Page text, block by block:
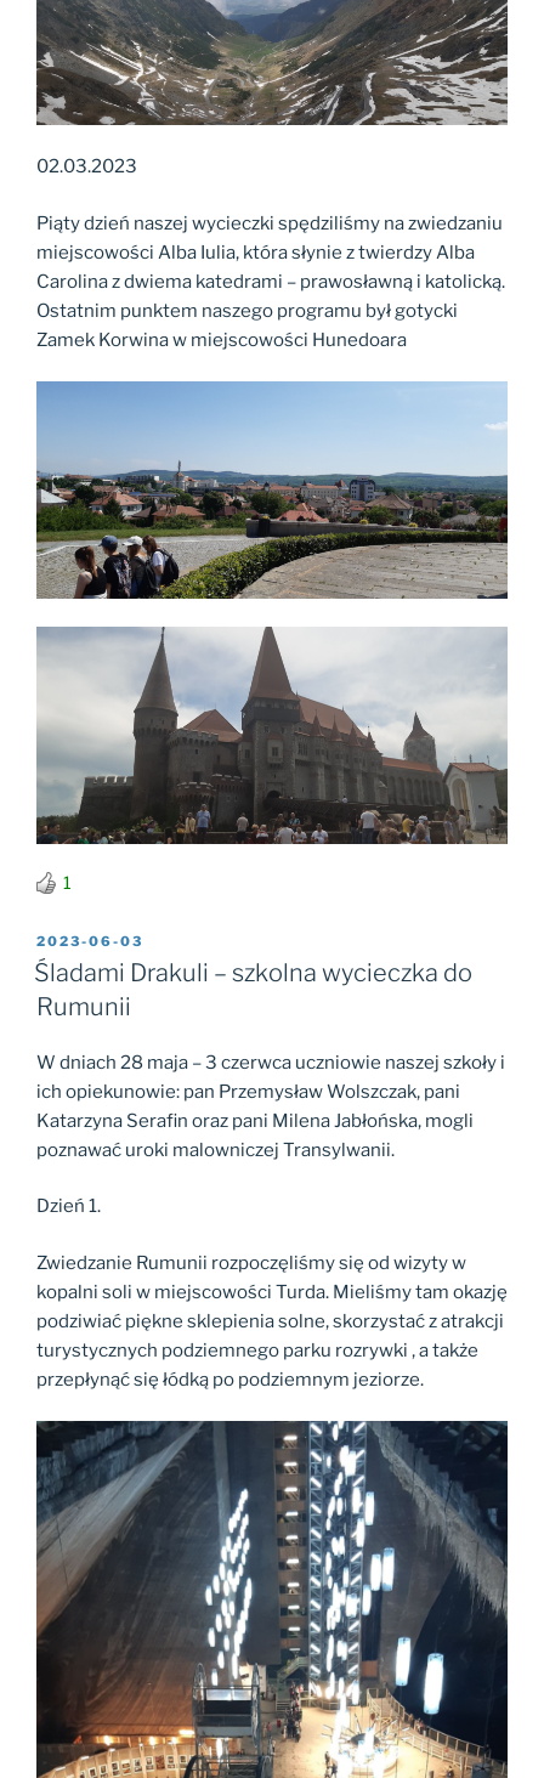
02.03.2023
Piąty dzień naszej wycieczki spędziliśmy na zwiedzaniu
miejscowości Alba Iulia, która słynie z twierdzy Alba
Carolina z dwiema katedrami – prawosławną i katolicką.
Ostatnim punktem naszego programu był gotycki
Zamek Korwina w miejscowości Hunedoara
1
OPUBLIKOWANE
W
2023-06-03
Śladami Drakuli – szkolna wycieczka do
Rumunii
W dniach 28 maja – 3 czerwca uczniowie naszej szkoły i
ich opiekunowie: pan Przemysław Wolszczak, pani
Katarzyna Serafin oraz pani Milena Jabłońska, mogli
poznawać uroki malowniczej Transylwanii.
Dzień 1.
Zwiedzanie Rumunii rozpoczęliśmy się od wizyty w
kopalni soli w miejscowości Turda. Mieliśmy tam okazję
podziwiać piękne sklepienia solne, skorzystać z atrakcji
turystycznych podziemnego parku rozrywki , a także
przepłynąć się łódką po podziemnym jeziorze.